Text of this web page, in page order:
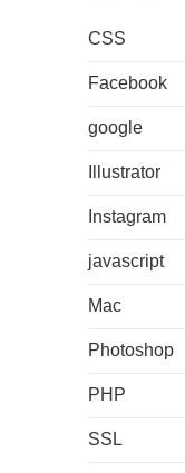
CSS
Facebook
google
Illustrator
Instagram
javascript
Mac
Photoshop
PHP
SSL